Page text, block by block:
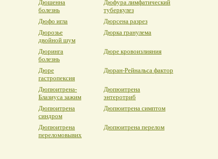
Дюшенна
болезнь
Дюфура лимфатический
туберкулез
Дюфо игла
Дюрсена разрез
Дюрозье
двойной шум
Дюрка гранулема
Дюринга
болезнь
Дюре кровоизлияния
Дюре
гастропексия
Дюран-Рейнальса фактор
Дюпюитрена-
Блазиуса зажим
Дюпюитрена
энтеротриб
Дюпюитрена
синдром
Дюпюитрена симптом
Дюпюитрена
переломовывих
Дюпюитрена перелом